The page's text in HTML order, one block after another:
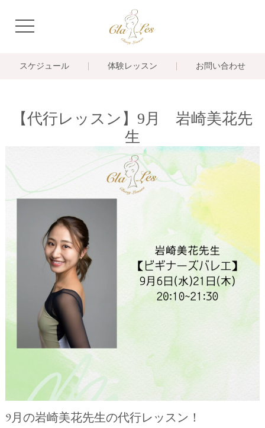
navigation
スケジュール 体験レッスン お問い合わせ
【代行レッスン】9月 岩崎美花先
生
9月の岩崎美花先生の代行レッスン！